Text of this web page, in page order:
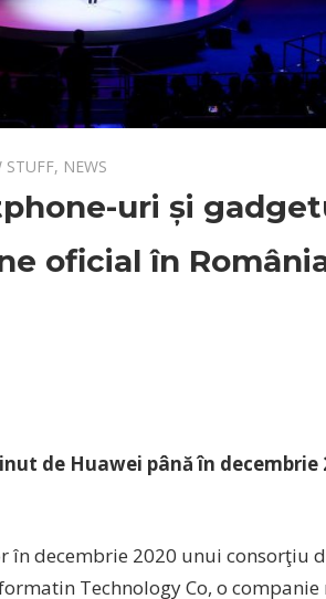
STUFF, NEWS
uri și
oficial în
de Huawei până în decembrie
decembrie 2020 unui consorţiu
Technology Co, o